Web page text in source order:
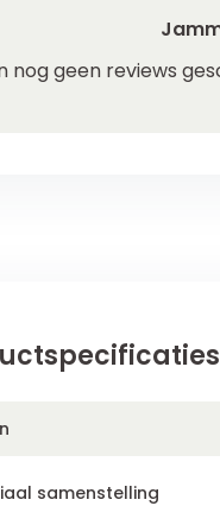
nog geen reviews
samenstelling